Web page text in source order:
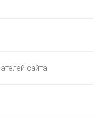
сайта